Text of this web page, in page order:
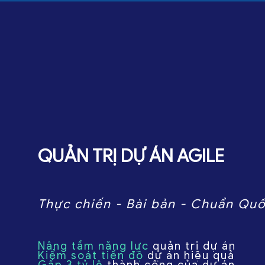
QUẢN TRỊ DỰ ÁN AGILE
Thực chiến - Bài bản - Chuẩn
Nâng tầm năng lực quản trị dự án
Kiểm soát tiến độ dự án hiệu quả